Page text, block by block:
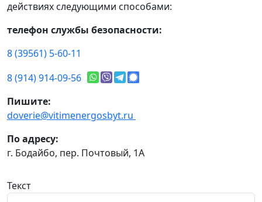
действиях следующими способами:
телефон службы безопасности:
8 (39561) 5-60-11
8 (914) 914-09-56
Пишите:
doverie@vitimenergosbyt.ru
По адресу:
г. Бодайбо, пер. Почтовый, 1А
Текст